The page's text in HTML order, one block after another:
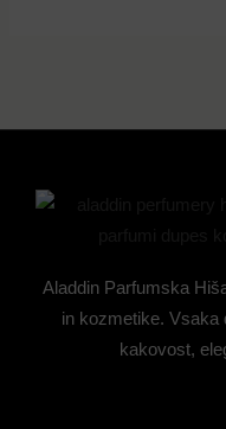
Aladdin Parfumska
in kozmetike. Vsaka
kakovost,